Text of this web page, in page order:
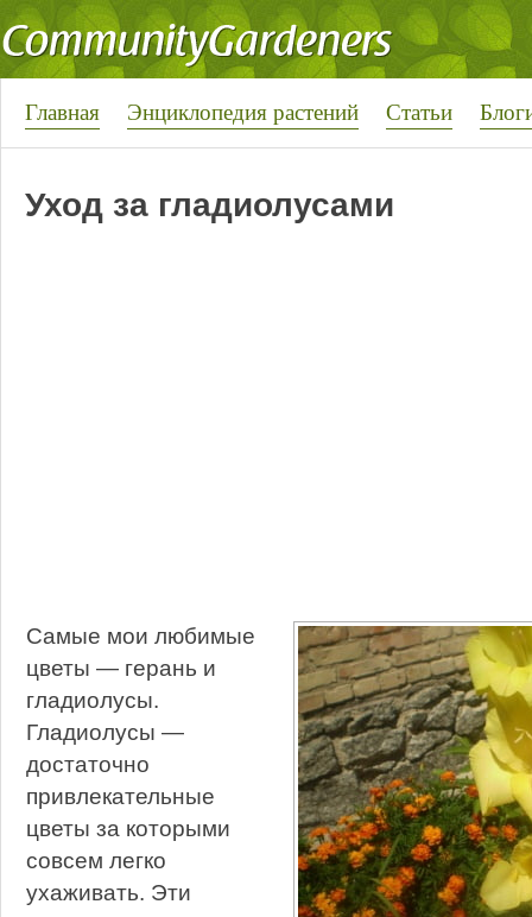
Главная Энциклопедия растений Статьи
Уход за гладиолусами
Самые мои любимые
цветы — герань и
гладиолусы.
Гладиолусы —
достаточно
привлекательные
цветы за которыми
совсем легко
ухаживать. Эти